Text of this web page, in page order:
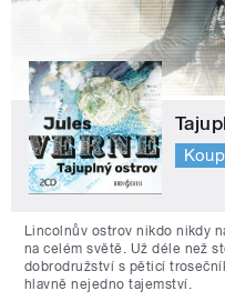
Lincolnův ostrov nikdo nikdy
na celém světě. Už déle než
dobrodružství s pěticí
hlavně nejedno tajemství.